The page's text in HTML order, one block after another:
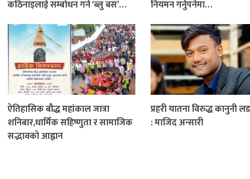
कठिनाइलाई सम्बोधन गर्न ‘ब्लु बस’…
नियमन गर्नुपर्नेमा…
ऐतिहासिक बौद्ध महांकाल जात्रा
शनिबार,धार्मिक सहिष्णुता र सामाजिक
सद्भावको आह्वान
प्रहरी यातना विरुद्ध कानुनी
: माजिद अन्सारी